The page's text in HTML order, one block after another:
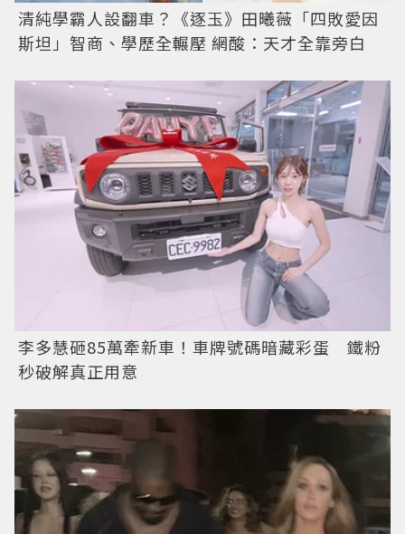
清純學霸人設翻車？《逐玉》田曦薇「四敗愛因
斯坦」智商、學歷全輾壓 網酸：天才全靠旁白
李多慧砸85萬牽新車！車牌號碼暗藏彩蛋 鐵粉
秒破解真正用意